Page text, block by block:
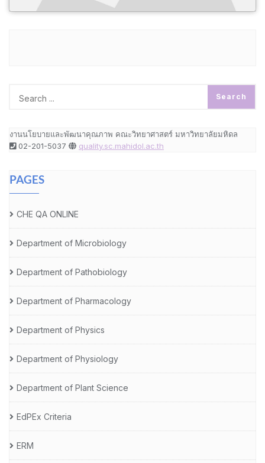
งานนโยบายและพัฒนาคุณภาพ คณะวิทยาศาสตร์ มหาวิทยาลัยมหิดล
02-201-5037
quality.sc.mahidol.ac.th
PAGES
CHE QA ONLINE
Department of Microbiology
Department of Pathobiology
Department of Pharmacology
Department of Physics
Department of Physiology
Department of Plant Science
EdPEx Criteria
ERM